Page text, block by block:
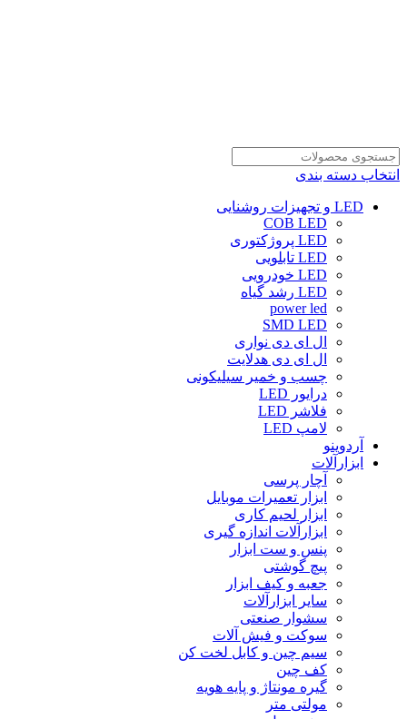
انتخاب دسته بندی
LED و تجهیزات روشنایی
COB LED
LED پروژکتوری
LED تابلویی
LED خودرویی
LED رشد گیاه
power led
SMD LED
ال ای دی نواری
ال ای دی هدلایت
چسب و خمیر سیلیکونی
درایور LED
فلاشر LED
لامپ LED
آردوینو
ابزارآلات
آچار پرسی
ابزار تعمیرات موبایل
ابزار لحیم کاری
ابزارآلات اندازه گیری
پنس و ست ابزار
پیچ گوشتی
جعبه و کیف ابزار
سایر ابزارآلات
سشوار صنعتی
سوکت و فیش آلات
سیم چین و کابل لخت کن
کف چین
گیره مونتاژ و پایه هویه
مولتی متر